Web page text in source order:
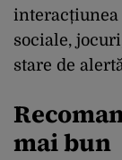
interacțiunea
sociale,
stare de
mai bun